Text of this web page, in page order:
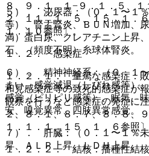
８、９．１．１−９．１．５、
２、１１．１．５、１５．１．
１．１０参照〕。
１．２． 感染症
１．２．１． 重篤な感染症：
和見感染症等の致死的感染症が
観察を行うなど感染症の発症に
２、８．１、８．７、８．８、
１．１．１、１５．１．６参照
１．２．２． 結核：播種性結
５）． 泌尿器：（０．１〜１
等）、腎盂腎炎、ＢＵＮ増加、
満）蛋白尿、クレアチニン上昇
石、（頻度不明）糸球体腎炎。
６）． 精神神経系：（０．１
まい、感覚減退（しびれ感等）
感覚（ピリピリ感等）、眠気、
安、嗅覚異常、四肢異常感覚。
７）． 肝臓：（０．１〜１％
昇、ＡＬＰ上昇、ＬＤＨ上昇。